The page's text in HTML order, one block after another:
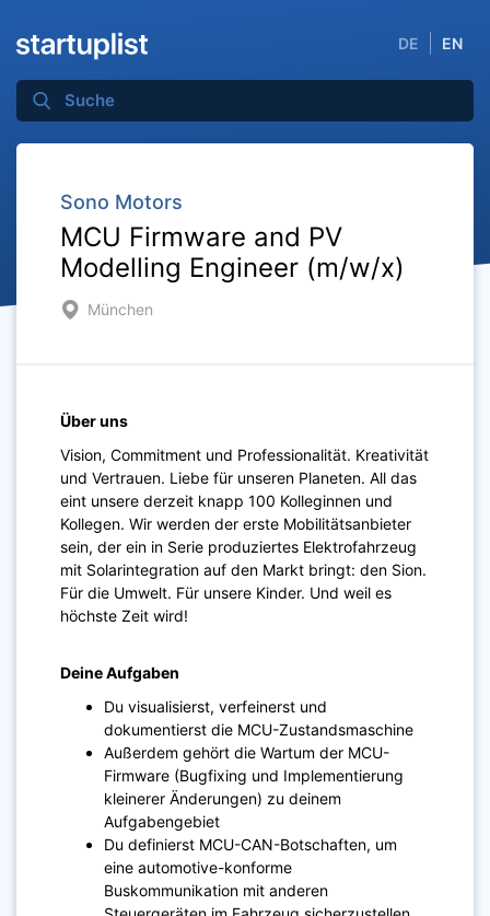
DE EN
Sono Motors
MCU Firmware and PV
Modelling Engineer (m/w/x)
München
Über uns
Vision, Commitment und Professionalität. Kreativität
und Vertrauen. Liebe für unseren Planeten. All das
eint unsere derzeit knapp 100 Kolleginnen und
Kollegen. Wir werden der erste Mobilitätsanbieter
sein, der ein in Serie produziertes Elektrofahrzeug
mit Solarintegration auf den Markt bringt: den Sion.
Für die Umwelt. Für unsere Kinder. Und weil es
höchste Zeit wird!
Deine Aufgaben
Du visualisierst, verfeinerst und
dokumentierst die MCU-Zustandsmaschine
Außerdem gehört die Wartum der MCU-
Firmware (Bugfixing und Implementierung
kleinerer Änderungen) zu deinem
Aufgabengebiet
Du definierst MCU-CAN-Botschaften, um
eine automotive-konforme
Buskommunikation mit anderen